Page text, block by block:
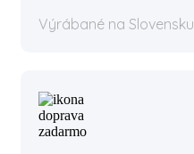
Výrábané na Slovensku